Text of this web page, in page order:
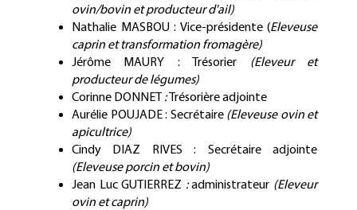
ovin/bovin et producteur d'ail)
Nathalie MASBOU : Vice-présidente (Eleveuse
caprin et transformation fromagère)
Jérôme MAURY : Trésorier (Eleveur et
producteur de légumes)
Corinne DONNET :Trésorière adjointe
Aurélie POUJADE : Secrétaire (Eleveuse ovin et
apicultrice)
Cindy DIAZ RIVES : Secrétaire adjointe
(Eleveuse porcin et bovin)
Jean Luc GUTIERREZ :administrateur (Eleveur
ovin et caprin)